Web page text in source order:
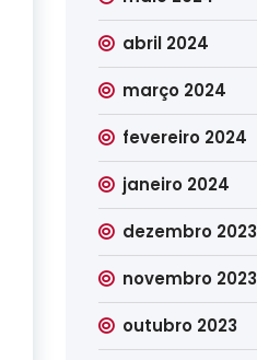
abril 2024
março 2024
fevereiro 2024
janeiro 2024
dezembro 2023
novembro 2023
outubro 2023